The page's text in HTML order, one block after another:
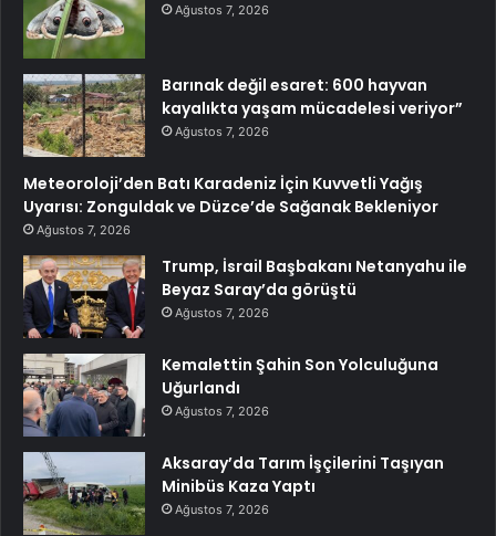
Ağustos 7, 2026
Barınak değil esaret: 600 hayvan
kayalıkta yaşam mücadelesi veriyor”
Ağustos 7, 2026
Meteoroloji’den Batı Karadeniz İçin Kuvvetli Yağış
Uyarısı: Zonguldak ve Düzce’de Sağanak Bekleniyor
Ağustos 7, 2026
Trump, İsrail Başbakanı Netanyahu ile
Beyaz Saray’da görüştü
Ağustos 7, 2026
Kemalettin Şahin Son Yolculuğuna
Uğurlandı
Ağustos 7, 2026
Aksaray’da Tarım İşçilerini Taşıyan
Minibüs Kaza Yaptı
Ağustos 7, 2026